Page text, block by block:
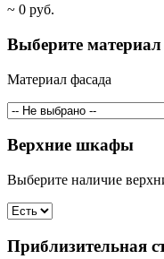
~ 0 руб.
Выберите материал
Материал фасада
Верхние шкафы
Выберите наличие
Приблизительная